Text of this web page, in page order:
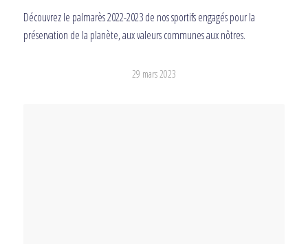
Découvrez le palmarès 2022-2023 de nos sportifs engagés pour la
préservation de la planète, aux valeurs communes aux nôtres.
29 mars 2023